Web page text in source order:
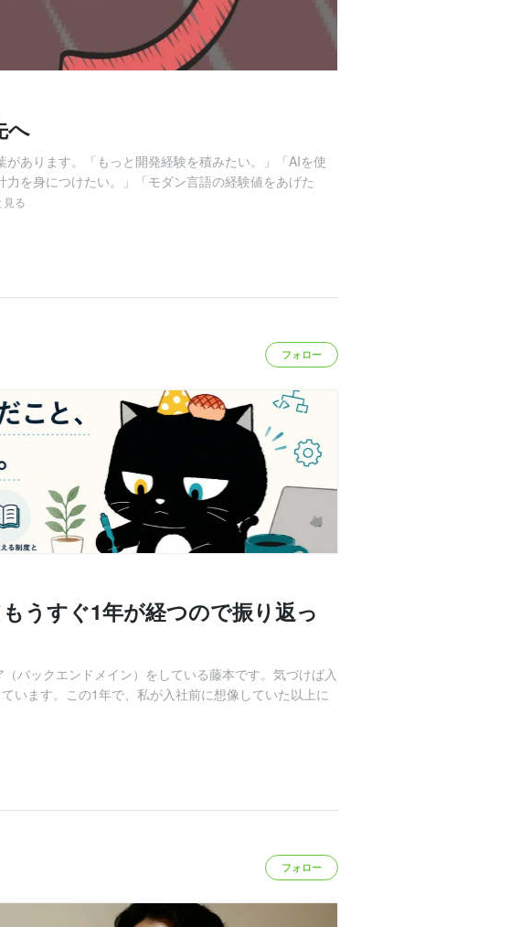
へ
あります。「もっと開発経験を積みたい。」「AIを使
を身につけたい。」「モダン言語の経験値をあげた
見る
フォロー
うすぐ1年が経つので振り返っ
バックエンドメイン）をしている藤本です。気づけば入
います。この1年で、私が入社前に想像していた以上に
フォロー